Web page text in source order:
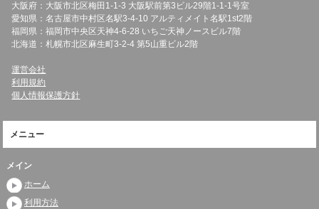
大阪府：大阪市北区梅田1-1-3 大阪駅前第3ビル29階1-1-1号室
愛知県：名古屋市中村区名駅3-4-10 アルティメイト名駅1st2階
福岡県：福岡市中央区天神4-6-28 いちご天神ノースビル7階
北海道：札幌市北区麻生町3-2-4 第5山重ビル2階
運営会社
利用規約
個人情報保護方針
メニュー
メイン
ホーム
利用方法